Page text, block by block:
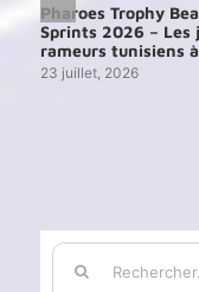
Pharoes Trophy
Sprints 2026 – Les
rameurs tunisiens
23 juillet, 2026
Rechercher: